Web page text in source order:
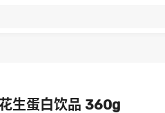
生蛋白饮品 360g